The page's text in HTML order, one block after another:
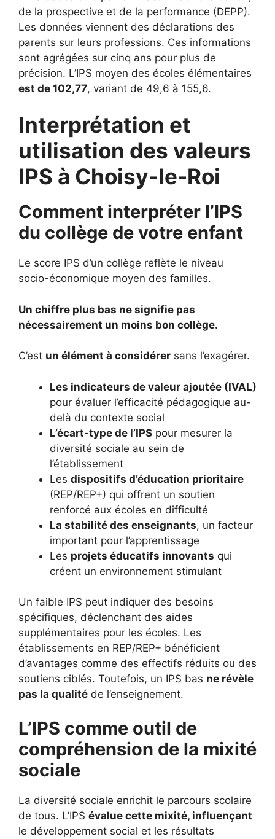
de la prospective et de la performance (DEPP).
Les données viennent des déclarations des
parents sur leurs professions. Ces informations
sont agrégées sur cinq ans pour plus de
précision. L’IPS moyen des écoles élémentaires
est de 102,77, variant de 49,6 à 155,6.
Interprétation et
utilisation des valeurs
IPS à Choisy-le-Roi
Comment interpréter l’IPS
du collège de votre enfant
Le score IPS d’un collège reflète le niveau
socio-économique moyen des familles.
Un chiffre plus bas ne signifie pas
nécessairement un moins bon collège.
C’est un élément à considérer sans l’exagérer.
Les indicateurs de valeur ajoutée (IVAL)
pour évaluer l’efficacité pédagogique au-
delà du contexte social
L’écart-type de l’IPS pour mesurer la
diversité sociale au sein de
l’établissement
Les dispositifs d’éducation prioritaire
(REP/REP+) qui offrent un soutien
renforcé aux écoles en difficulté
La stabilité des enseignants, un facteur
important pour l’apprentissage
Les projets éducatifs innovants qui
créent un environnement stimulant
Un faible IPS peut indiquer des besoins
spécifiques, déclenchant des aides
supplémentaires pour les écoles. Les
établissements en REP/REP+ bénéficient
d’avantages comme des effectifs réduits ou des
soutiens ciblés. Toutefois, un IPS bas ne révèle
pas la qualité de l’enseignement.
L’IPS comme outil de
compréhension de la mixité
sociale
La diversité sociale enrichit le parcours scolaire
de tous. L’IPS évalue cette mixité, influençant
le développement social et les résultats